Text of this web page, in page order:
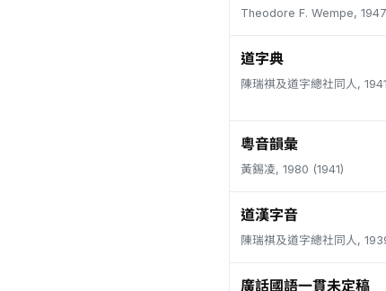
Theodore F. Wempe, 1947
道字典
陳瑞祺及道字總社同人, 1941
粵音韻彙
黃錫凌, 1980 (1941)
道漢字音
陳瑞祺及道字總社同人,
廣話國語一貫未定稿